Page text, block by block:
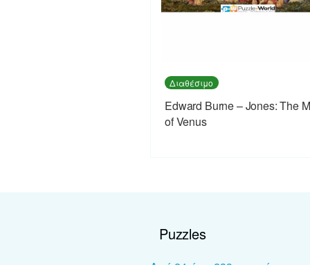
Διαθέσιμο
Edward Burne – Jones: The
of Venus
Puzzles